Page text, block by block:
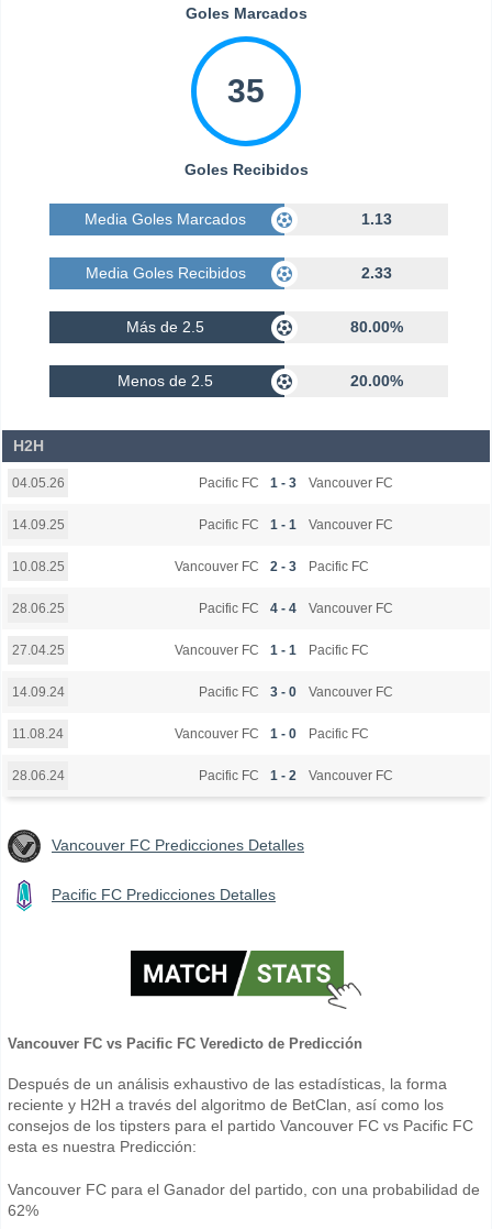
Goles Marcados
35
Goles Recibidos
Media Goles Marcados 1.13
Media Goles Recibidos 2.33
Más de 2.5 80.00%
Menos de 2.5 20.00%
H2H
04.05.26 Pacific FC 1 - 3 Vancouver FC
14.09.25 Pacific FC 1 - 1 Vancouver FC
10.08.25 Vancouver FC 2 - 3 Pacific FC
28.06.25 Pacific FC 4 - 4 Vancouver FC
27.04.25 Vancouver FC 1 - 1 Pacific FC
14.09.24 Pacific FC 3 - 0 Vancouver FC
11.08.24 Vancouver FC 1 - 0 Pacific FC
28.06.24 Pacific FC 1 - 2 Vancouver FC
Vancouver FC Predicciones Detalles
Pacific FC Predicciones Detalles
Vancouver FC vs Pacific FC Veredicto de Predicción
Después de un análisis exhaustivo de las estadísticas, la forma
reciente y H2H a través del algoritmo de BetClan, así como los
consejos de los tipsters para el partido Vancouver FC vs Pacific FC
esta es nuestra Predicción:
Vancouver FC para el Ganador del partido, con una probabilidad de
62%